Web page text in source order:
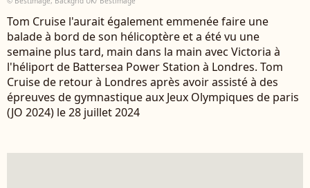
Tom Cruise l'aurait également emmenée faire une
balade à bord de son hélicoptère et a été vu une
semaine plus tard, main dans la main avec Victoria à
l'héliport de Battersea Power Station à Londres. Tom
Cruise de retour à Londres après avoir assisté à des
épreuves de gymnastique aux Jeux Olympiques de paris
(JO 2024) le 28 juillet 2024